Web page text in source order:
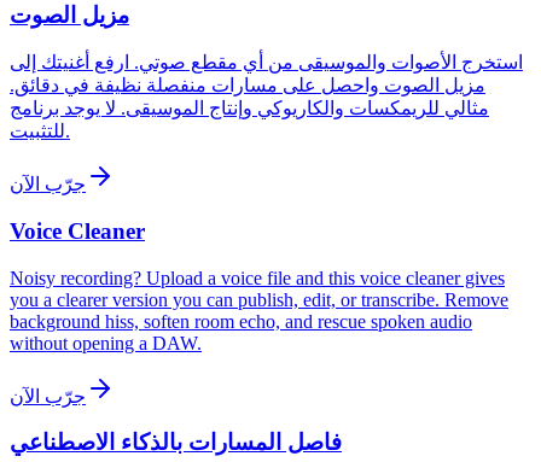
مزيل الصوت
استخرج الأصوات والموسيقى من أي مقطع صوتي. ارفع أغنيتك إلى
مزيل الصوت واحصل على مسارات منفصلة نظيفة في دقائق.
مثالي للريمكسات والكاريوكي وإنتاج الموسيقى. لا يوجد برنامج
للتثبيت.
جرّب الآن
Voice Cleaner
Noisy recording? Upload a voice file and this voice cleaner gives
you a clearer version you can publish, edit, or transcribe. Remove
background hiss, soften room echo, and rescue spoken audio
without opening a DAW.
جرّب الآن
فاصل المسارات بالذكاء الاصطناعي